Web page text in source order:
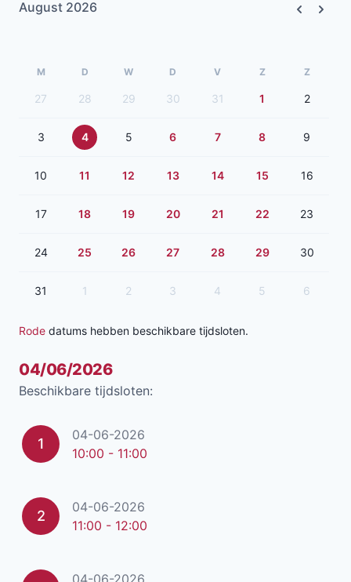
August 2026
M D W D V Z Z
27 28 29 30 31 1 2
3 4 5 6 7 8 9
10 11 12 13 14 15 16
17 18 19 20 21 22 23
24 25 26 27 28 29 30
31 1 2 3 4 5 6
Rode datums hebben beschikbare tijdsloten.
04/06/2026
Beschikbare tijdsloten:
1
04-06-2026
10:00 - 11:00
2
04-06-2026
11:00 - 12:00
04-06-2026